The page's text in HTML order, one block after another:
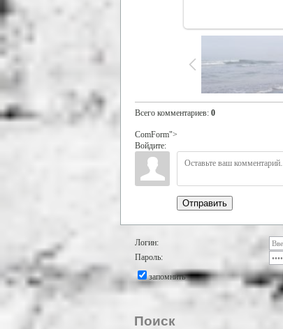
Всего комментариев: 0
ComForm">
Войдите:
Отправить
Логин:
Пароль:
запомнить
Поиск